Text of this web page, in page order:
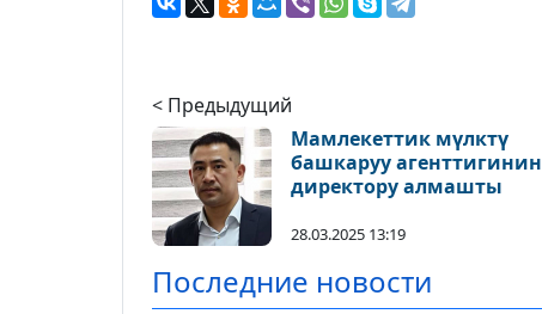
< Предыдущий
Мамлекеттик мүлктү
башкаруу агенттигинин
директору алмашты
28.03.2025 13:19
Последние новости